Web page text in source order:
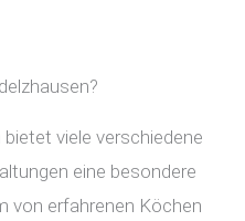
viele verschiedene
eine besondere
von erfahrenen Köchen